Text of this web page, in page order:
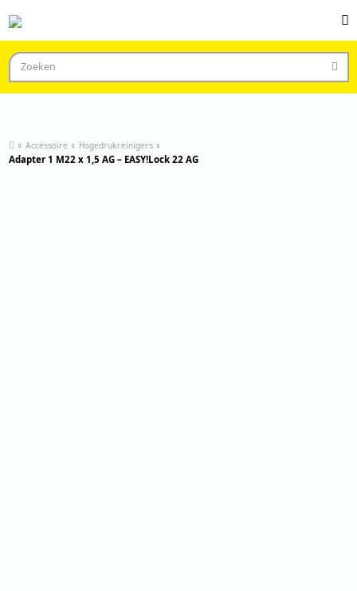
Accessoire Hogedrukreinigers
Adapter 1 M22 x 1,5 AG – EASY!Lock 22 AG